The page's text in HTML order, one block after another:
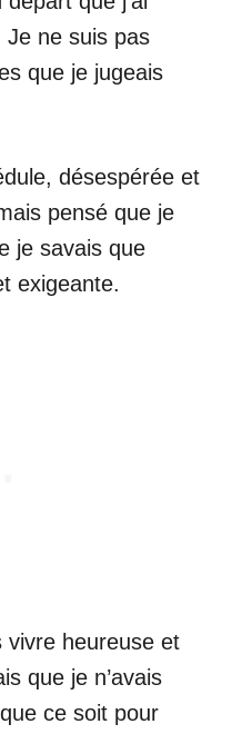
Je ne suis pas
que je jugeais
désespérée et
pensé que je
je savais que
exigeante.
vivre heureuse et
que je n’avais
ce soit pour